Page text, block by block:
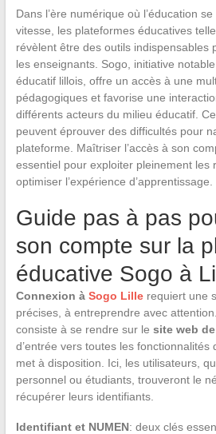
Dans l’ère numérique où l’éducation
vitesse, les plateformes éducatives
révèlent être des outils indispensables
les enseignants. Sogo, initiative
éducatif lillois, offre un accès à une
pédagogiques et favorise une
différents acteurs du milieu éducatif.
peuvent éprouver des difficultés pour
plateforme. Maîtriser l’accès à son
essentiel pour exploiter pleinement les
optimiser l’expérience d’apprentissage.
Guide pas à pas
son compte sur la
éducative Sogo à
Connexion à Sogo Lillerequiert une
précises, à entreprendre avec
consiste à se rendre sur le site web
d’entrée vers toutes les fonctionnalités
met à disposition. Ici, les utilisateurs,
personnel ou étudiants, trouveront le
récupérer leurs identifiants.
Identifiant et NUMEN: deux clés